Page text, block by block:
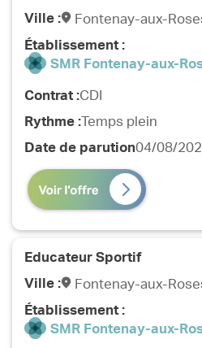
Ville :
Fontenay-aux-
Établissement :
SMR Fontenay-aux-
Contrat :CDI
Rythme :Temps plein
Date de parution04/08/
Educateur Sportif
Ville :
Fontenay-aux-
Établissement :
SMR Fontenay-aux-